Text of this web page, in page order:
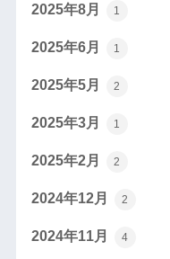
2025年8月 1
2025年6月 1
2025年5月 2
2025年3月 1
2025年2月 2
2024年12月 2
2024年11月 4